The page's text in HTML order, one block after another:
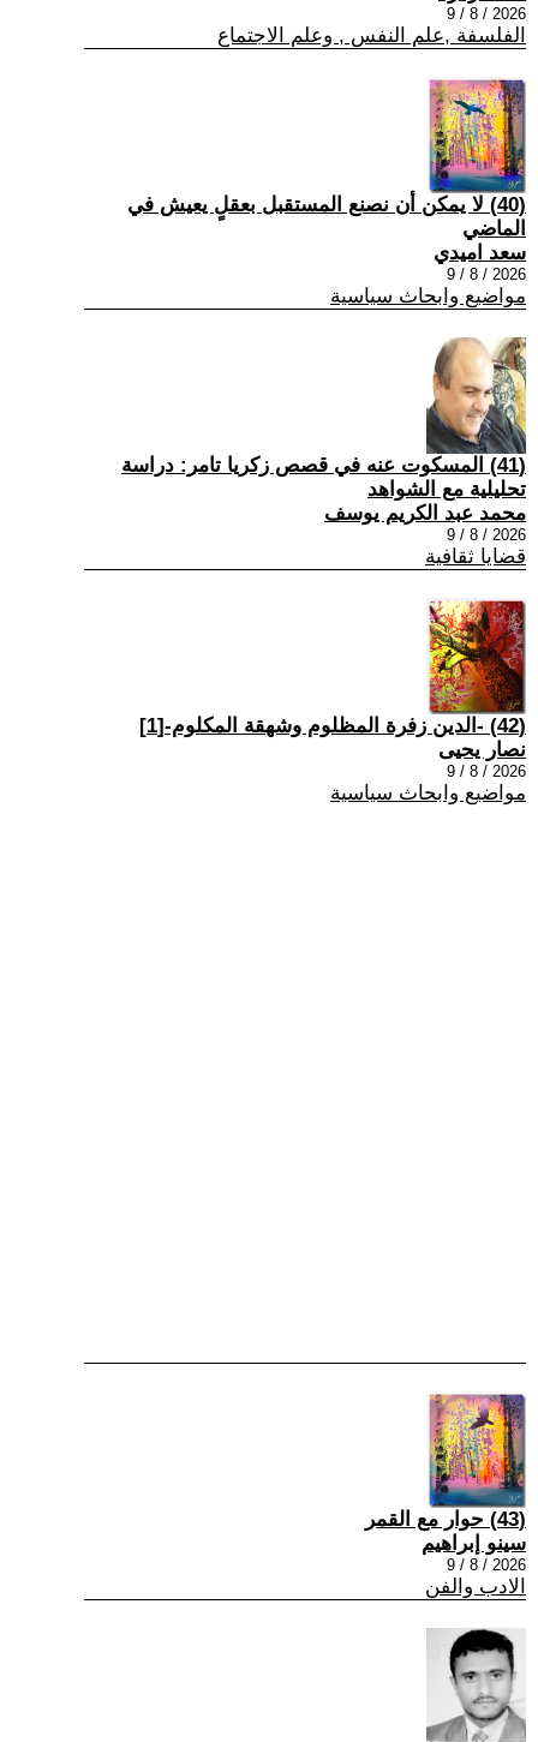
2026 / 8 / 9
الفلسفة ,علم النفس , وعلم الاجتماع
(40) لا يمكن أن نصنع المستقبل بعقلٍ يعيش في
الماضي
سعد اميدي
2026 / 8 / 9
مواضيع وابحاث سياسية
(41) المسكوت عنه في قصص زكريا تامر: دراسة
تحليلية مع الشواهد
محمد عبد الكريم يوسف
2026 / 8 / 9
قضايا ثقافية
(42) -الدين زفرة المظلوم وشهقة المكلوم-[1]
نصار يحيى
2026 / 8 / 9
مواضيع وابحاث سياسية
(43) حوار مع القمر
سينو إبراهيم
2026 / 8 / 9
الادب والفن